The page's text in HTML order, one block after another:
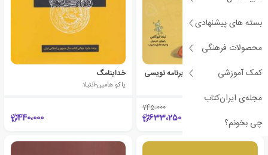
بسته های پیشنهادی
محصولات فرهنگی
کمک آموزشی
مجله‌ی ایران‌کتاب
چی بخونم؟
سلام روبی :ماجراجویی در برنامه نویسی
745،000
633،250
خداینامگ
یاکو هامین-آنتیلا
440،000